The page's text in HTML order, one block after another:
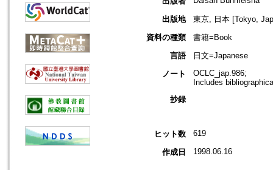
出版地
東京, 日本 [Tokyo,
資料の種類
書籍=Book
言語
日文=Japanese
ノート
OCLC_jap.986;
Includes
抄録
ヒット数 619
作成日 1998.06.16